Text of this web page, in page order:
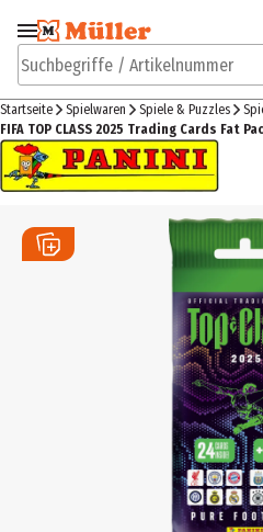
Zur Navigation
springen
Suchbegriffe / Artikelnummer
Startseite Spielwaren Spiele & Puzzles
FIFA TOP CLASS 2025 Trading Cards Fat